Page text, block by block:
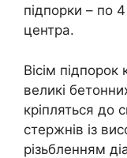
підпорки – по
центра.
Вісім
великі
кріпляться до
стержнів із
різьбленням